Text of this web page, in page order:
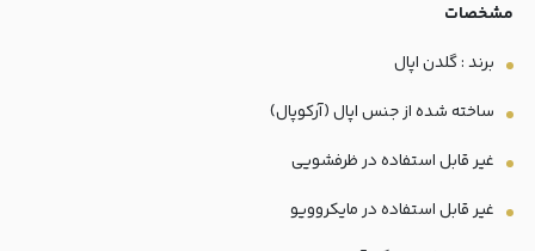
مشخصات
برند : گلدن اپال
ساخته شده از جنس اپال (آرکوپال)
غیر قابل استفاده در ظرفشویی
غیر قابل استفاده در مایکروویو